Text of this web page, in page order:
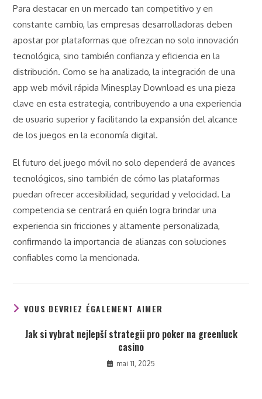
Para destacar en un mercado tan competitivo y en
constante cambio, las empresas desarrolladoras deben
apostar por plataformas que ofrezcan no solo innovación
tecnológica, sino también confianza y eficiencia en la
distribución. Como se ha analizado, la integración de una
app web móvil rápida Minesplay Download es una pieza
clave en esta estrategia, contribuyendo a una experiencia
de usuario superior y facilitando la expansión del alcance
de los juegos en la economía digital.
El futuro del juego móvil no solo dependerá de avances
tecnológicos, sino también de cómo las plataformas
puedan ofrecer accesibilidad, seguridad y velocidad. La
competencia se centrará en quién logra brindar una
experiencia sin fricciones y altamente personalizada,
confirmando la importancia de alianzas con soluciones
confiables como la mencionada.
VOUS DEVRIEZ ÉGALEMENT AIMER
Jak si vybrat nejlepší strategii pro poker na greenluck
casino
mai 11, 2025